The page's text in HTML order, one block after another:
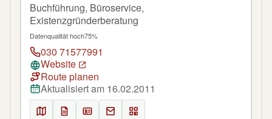
Buchführung, Büroservice,
Existenzgründerberatung
Datenqualität hoch75%
030 71577991
Website
Route planen
Aktualisiert am 16.02.2011